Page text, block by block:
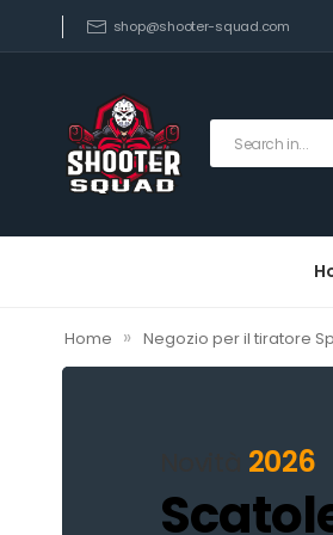
shop@shooter-squad.com
Home » Negozio per il tiratore
2026